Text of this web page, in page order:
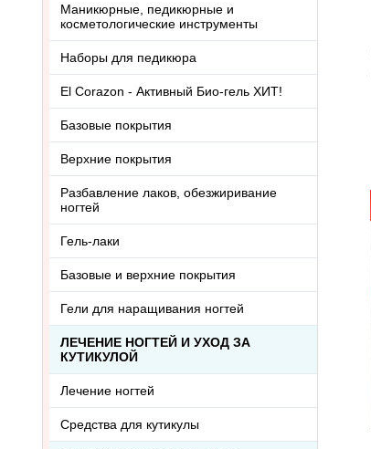
Маникюрные, педикюрные и
косметологические инструменты
Наборы для педикюра
El Corazon - Активный Био-гель ХИТ!
Базовые покрытия
Верхние покрытия
Разбавление лаков, обезжиривание
ногтей
Гель-лаки
Базовые и верхние покрытия
Гели для наращивания ногтей
ЛЕЧЕНИЕ НОГТЕЙ И УХОД ЗА
КУТИКУЛОЙ
Лечение ногтей
Средства для кутикулы